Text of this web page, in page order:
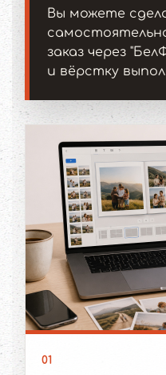
Вы можете
заказ через
и вёрстку
01